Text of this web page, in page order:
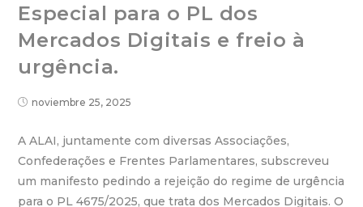
Especial para o PL dos
Mercados Digitais e freio à
urgência.
noviembre 25, 2025
A ALAI, juntamente com diversas Associações,
Confederações e Frentes Parlamentares, subscreveu
um manifesto pedindo a rejeição do regime de urgência
para o PL 4675/2025, que trata dos Mercados Digitais. O